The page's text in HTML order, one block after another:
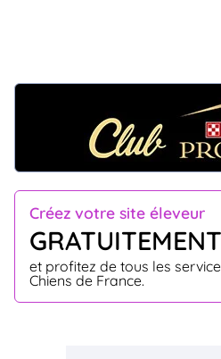
Créez votre site éleveur
GRATUITEMENT
et profitez de tous les
Chiens de France.